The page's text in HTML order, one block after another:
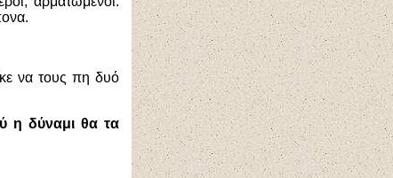
να τους πη δυό
η δύναμι θα τα